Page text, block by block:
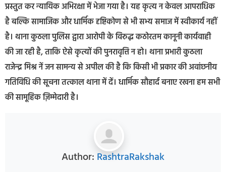
प्रस्तुत कर न्यायिक अभिरक्षा में भेजा गया है। यह कृत्य न केवल आपराधिक
है बल्कि सामाजिक और धार्मिक दृष्टिकोण से भी सभ्य समाज में स्वीकार्य नहीं
है। थाना कुठला पुलिस द्वारा आरोपी के विरुद्ध कठोरतम कानूनी कार्यवाही
की जा रही है, ताकि ऐसे कृत्यों की पुनरावृत्ति न हो। थाना प्रभारी कुठला
राजेन्द्र मिश्र नें जन सामन्य से अपील की है कि किसी भी प्रकार की अवांछनीय
गतिविधि की सूचना तत्काल थाना में दें। धार्मिक सौहार्द बनाए रखना हम सभी
की सामूहिक ज़िम्मेदारी है।
Author: RashtraRakshak